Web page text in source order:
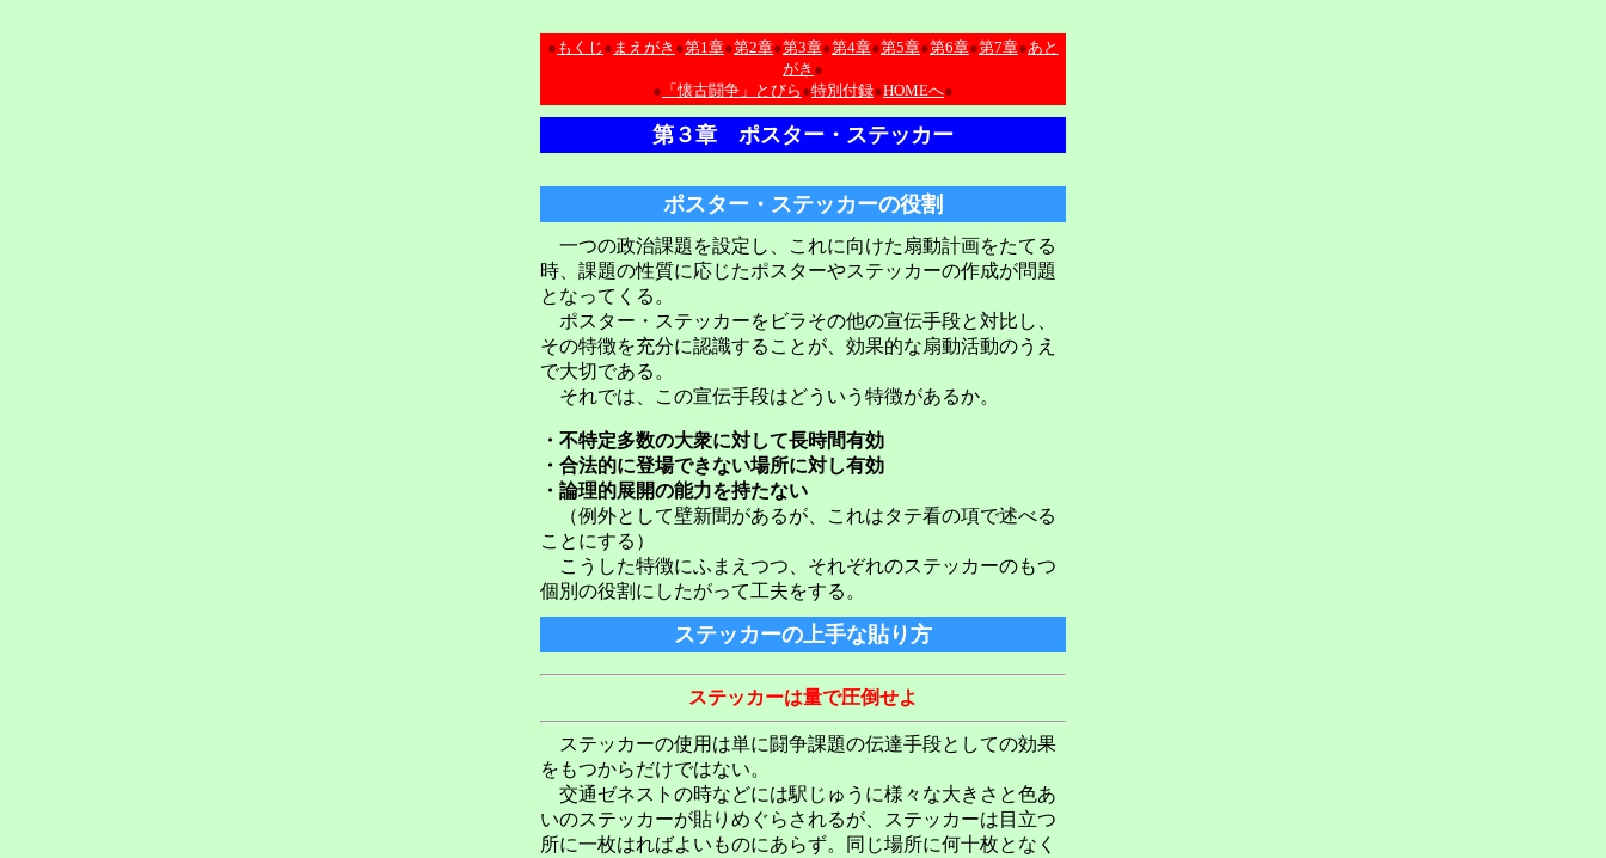
● もくじ ● まえがき ●第1章●第2章●第3章●第4章●第5章●第6章●第7章●あと
がき ●
● 「懐古闘争」とびら ●特別付録●HOMEへ●
第３章 ポスター・ステッカー
ポスター・ステッカーの役割
一つの政治課題を設定し、これに向けた扇動計画をたてる
時、課題の性質に応じたポスターやステッカーの作成が問題
となってくる。
ポスター・ステッカーをビラその他の宣伝手段と対比し、
その特徴を充分に認識することが、効果的な扇動活動のうえ
で大切である。
それでは、この宣伝手段はどういう特徴があるか。
・不特定多数の大衆に対して長時間有効
・合法的に登場できない場所に対し有効
・論理的展開の能力を持たない
（例外として壁新聞があるが、これはタテ看の項で述べる
ことにする）
こうした特徴にふまえつつ、それぞれのステッカーのもつ
個別の役割にしたがって工夫をする。
ステッカーの上手な貼り方
ステッカーは量で圧倒せよ
ステッカーの使用は単に闘争課題の伝達手段としての効果
をもつからだけではない。
交通ゼネストの時などには駅じゅうに様々な大きさと色あ
いのステッカーが貼りめぐらされるが、ステッカーは目立つ
所に一枚はればよいものにあらず。同じ場所に何十枚となく